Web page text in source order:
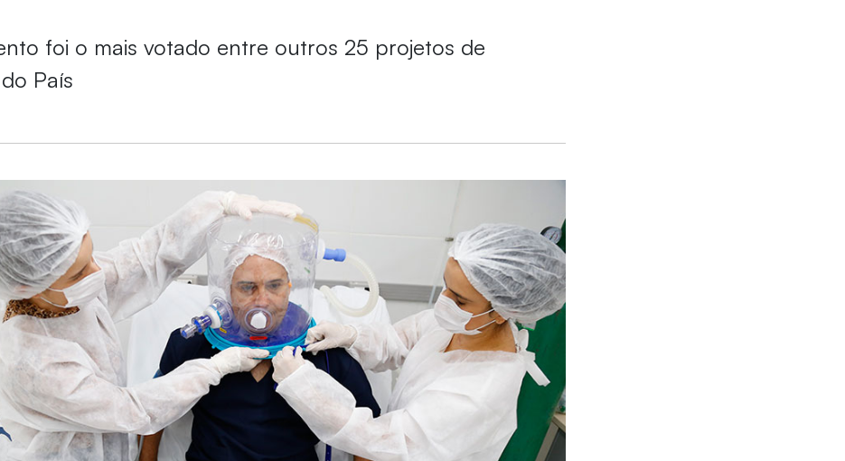
foi o mais votado entre outros 25 projetos de
País